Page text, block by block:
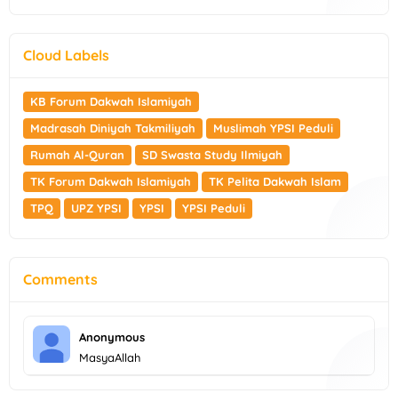
Cloud Labels
KB Forum Dakwah Islamiyah
Madrasah Diniyah Takmiliyah
Muslimah YPSI Peduli
Rumah Al-Quran
SD Swasta Study Ilmiyah
TK Forum Dakwah Islamiyah
TK Pelita Dakwah Islam
TPQ
UPZ YPSI YPSI YPSI Peduli
Comments
Anonymous
MasyaAllah